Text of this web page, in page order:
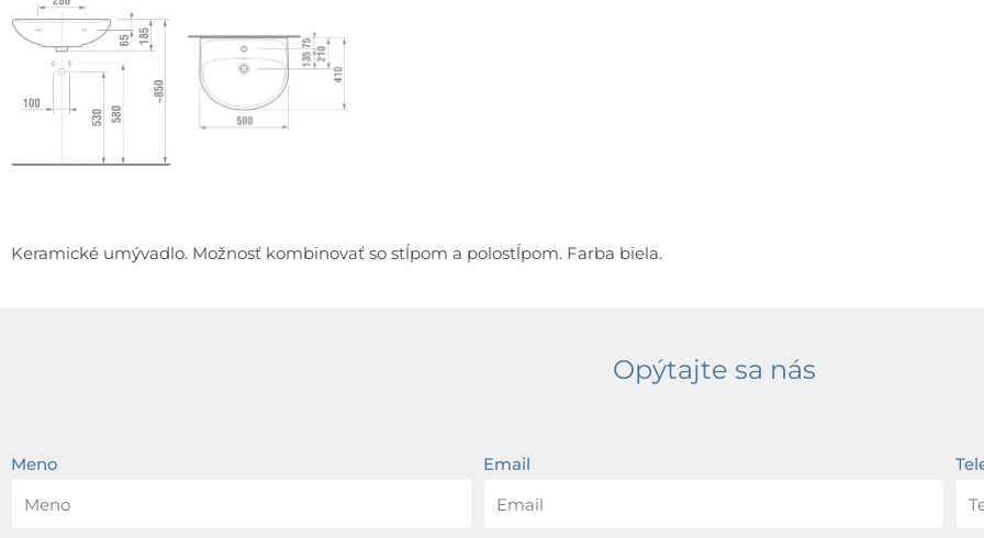
Keramické umývadlo. Možnosť kombinovať so stĺpom a polostĺpom. Farba biela.
Opýtajte sa nás
Meno Email